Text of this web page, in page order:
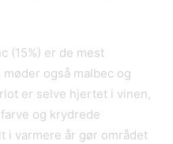
(15%) er de mest
også malbec og
er selve hjertet i vinen,
og krydrede
i varmere år gør området